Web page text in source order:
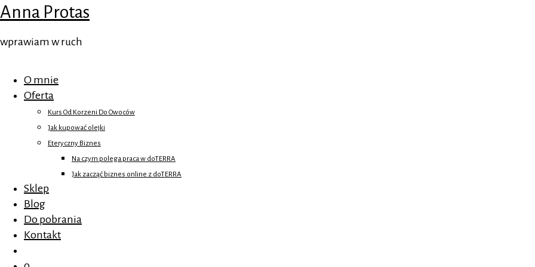
Anna Protas
wprawiam w ruch
O mnie
Oferta
Kurs Od Korzeni Do Owoców
Jak kupować olejki
Eteryczny Biznes
Na czym polega praca w doTERRA
Jak zacząć biznes online z doTERRA
Sklep
Blog
Do pobrania
Kontakt